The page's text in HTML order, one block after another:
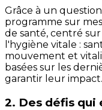
Grâce à un
programme sur
de santé, centré sur
l'hygiène vitale :
mouvement et
basées sur les
garantir leur impact.
2. Des défis